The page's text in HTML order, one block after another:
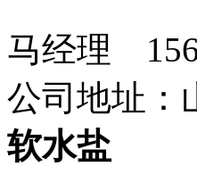
马经理
公司地址：
软水盐